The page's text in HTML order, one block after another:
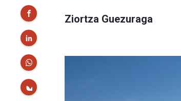
Ziortza Guezuraga